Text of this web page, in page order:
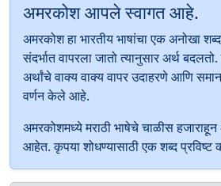
अमरकोश आपले स्वागत आहे.
अमरकोश हा भारतीय भाषांचा एक अनोखा
संदर्भात वापरला जातो त्यानुसार अर्थ
अर्थांचे वाक्य वाक्य वापर उदाहरणे आणि
वर्णन केले आहे.
अमरकोशमध्ये मराठी भाषेचे चाळीस
आहेत. कृपया शोधण्यासाठी एक शब्द प्रविष्ट